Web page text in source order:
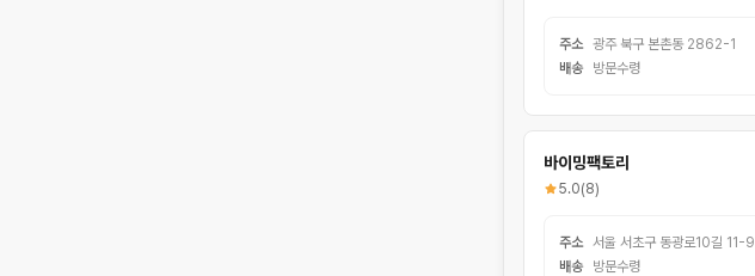
주소 광주 북구 본촌동 2862-1
배송
방문수령
바이밍팩토리
5.0(8)
주소 서울 서초구 동광로10길 11-9
배송
방문수령